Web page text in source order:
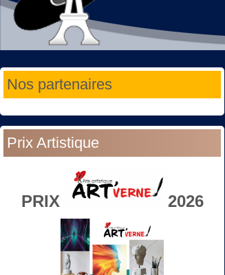
Nos partenaires
Prix Artistique
PRIX 2026